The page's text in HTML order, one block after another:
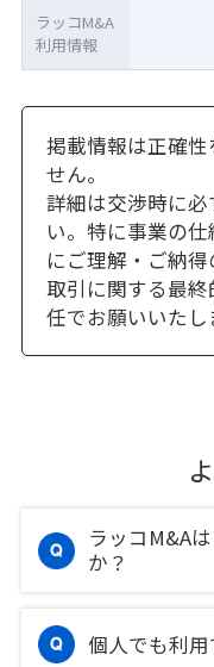
ラッコM&A
利用情報
掲載情報は正確
せん。
詳細は交渉時に
い。特に事業の
にご理解・ご納得
取引に関する最
任でお願いいたし
ラッコM&A
か？
個人でも利